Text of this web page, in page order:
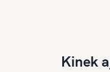
Kinek